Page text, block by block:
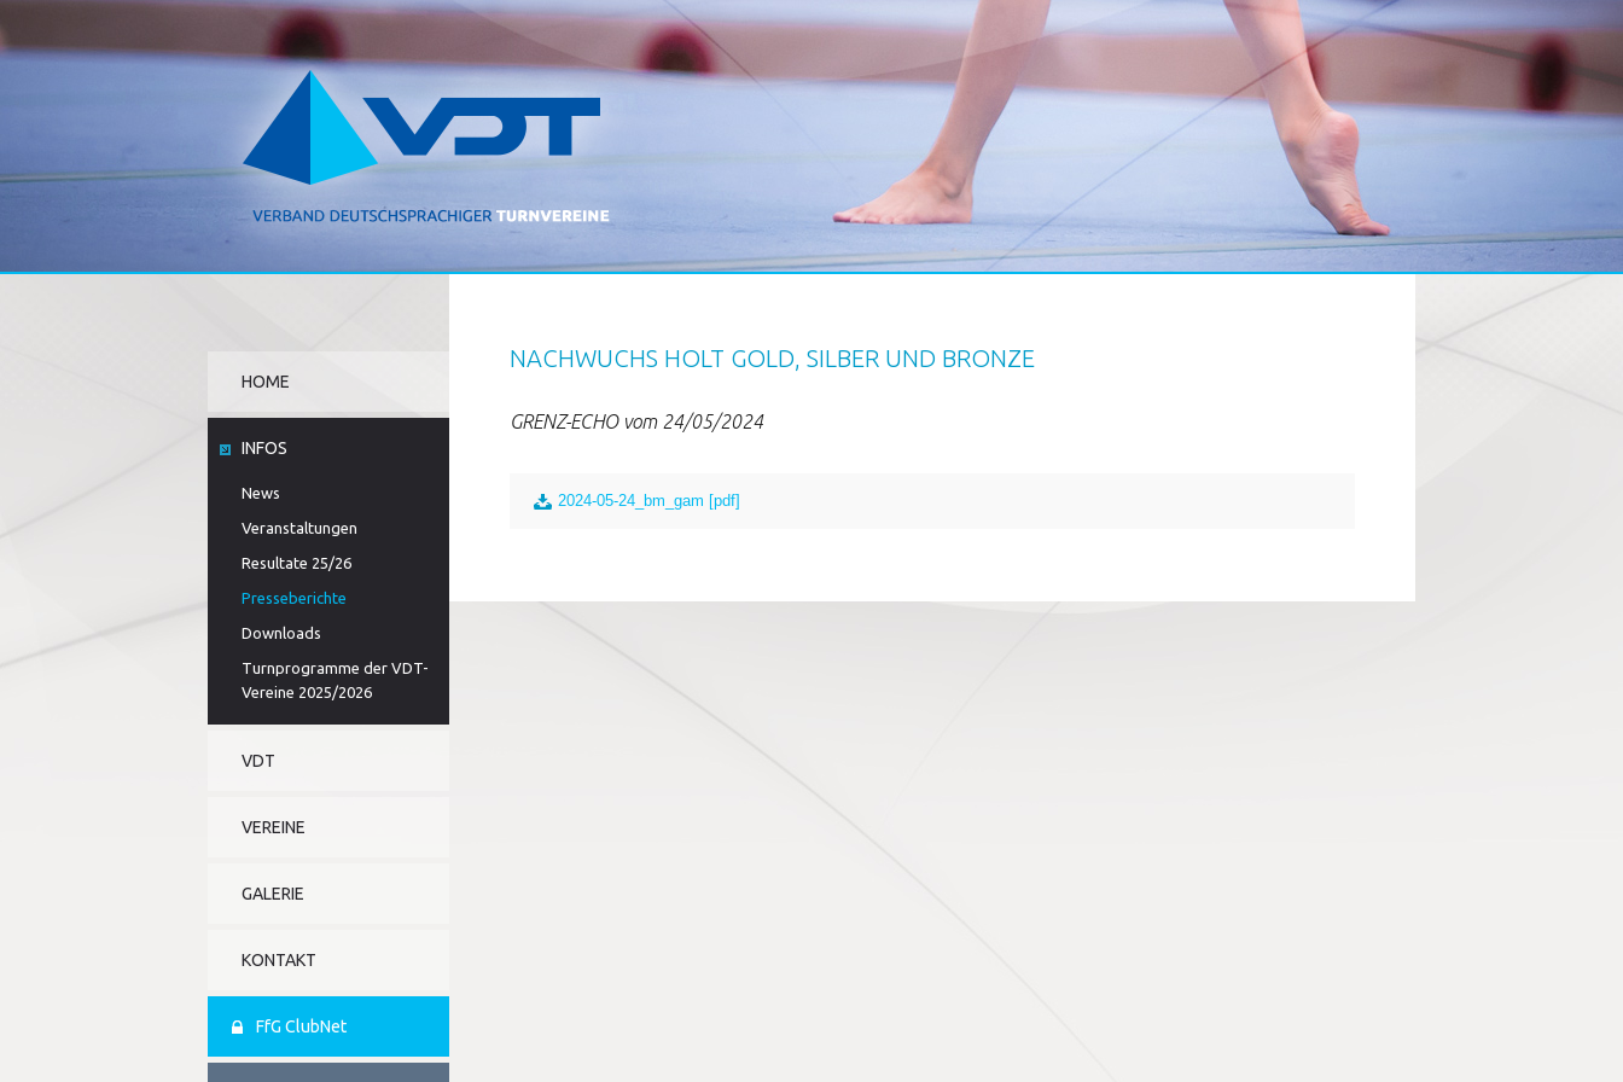
HOME
INFOS
News
Veranstaltungen
Resultate 25/26
Presseberichte
Downloads
Turnprogramme der VDT-
Vereine 2025/2026
VDT
VEREINE
GALERIE
KONTAKT
FfG ClubNet
NACHWUCHS HOLT GOLD, SILBER UND BRONZE
GRENZ-ECHO vom 24/05/2024
2024-05-24_bm_gam [pdf]